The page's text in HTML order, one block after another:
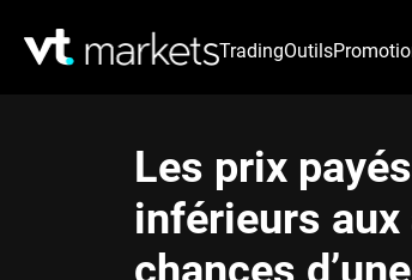
TradingOutils
Les prix
inférieurs